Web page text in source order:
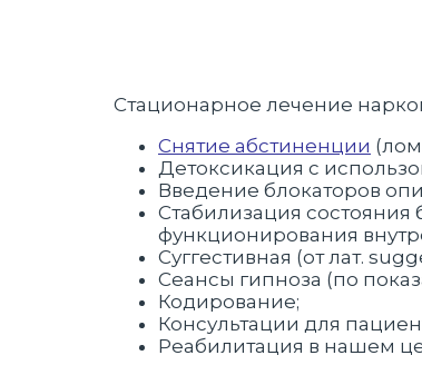
Стационарное лечение
Снятие абстиненции
Детоксикация с
Введение блокаторов
Стабилизация
функционирования
Суггестивная (от лат.
Сеансы гипноза (по
Кодирование;
Консультации для
Реабилитация в нашем